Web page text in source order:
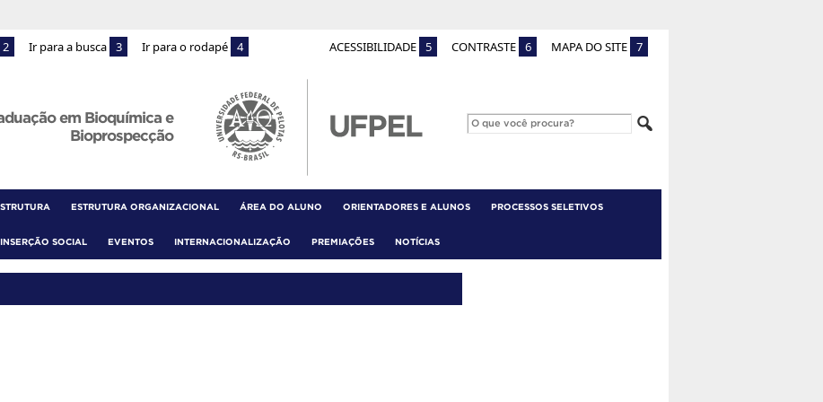
2 Ir para a busca 3 Ir para o rodapé 4 ACESSIBILIDADE 5 CONTRASTE 6 MAPA DO SITE 7
em Bioquímica e
Bioprospecção
ESTRUTURA ORGANIZACIONAL ÁREA DO ALUNO ORIENTADORES E ALUNOS PROCESSOS SELETIVOS
INSERÇÃO SOCIAL EVENTOS INTERNACIONALIZAÇÃO PREMIAÇÕES NOTÍCIAS